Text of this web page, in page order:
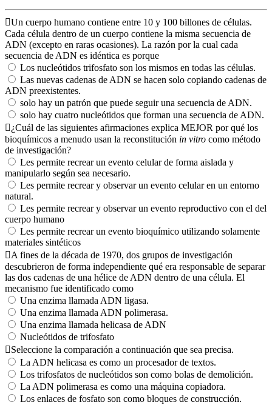
Un cuerpo humano contiene entre 10 y 100 billones de células.
Cada célula dentro de un cuerpo contiene la misma secuencia de
ADN (excepto en raras ocasiones). La razón por la cual cada
secuencia de ADN es idéntica es porque
Los nucleótidos trifosfato son los mismos en todas las células.
Las nuevas cadenas de ADN se hacen solo copiando cadenas de
ADN preexistentes.
solo hay un patrón que puede seguir una secuencia de ADN.
solo hay cuatro nucleótidos que forman una secuencia de ADN.
¿Cuál de las siguientes afirmaciones explica MEJOR por qué los
bioquímicos a menudo usan la reconstitución in vitro como método
de investigación?
Les permite recrear un evento celular de forma aislada y
manipularlo según sea necesario.
Les permite recrear y observar un evento celular en un entorno
natural.
Les permite recrear y observar un evento reproductivo con el del
cuerpo humano
Les permite recrear un evento bioquímico utilizando solamente
materiales sintéticos
A fines de la década de 1970, dos grupos de investigación
descubrieron de forma independiente qué era responsable de separar
las dos cadenas de una hélice de ADN dentro de una célula. El
mecanismo fue identificado como
Una enzima llamada ADN ligasa.
Una enzima llamada ADN polimerasa.
Una enzima llamada helicasa de ADN
Nucleótidos de trifosfato
Seleccione la comparación a continuación que sea precisa.
La ADN helicasa es como un procesador de textos.
Los trifosfatos de nucleótidos son como bolas de demolición.
La ADN polimerasa es como una máquina copiadora.
Los enlaces de fosfato son como bloques de construcción.